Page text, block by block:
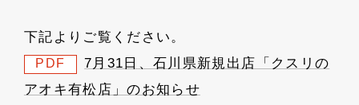
下記よりご覧ください。
PDF
7月31日、石川県新規出店「クスリの
アオキ有松店」のお知らせ